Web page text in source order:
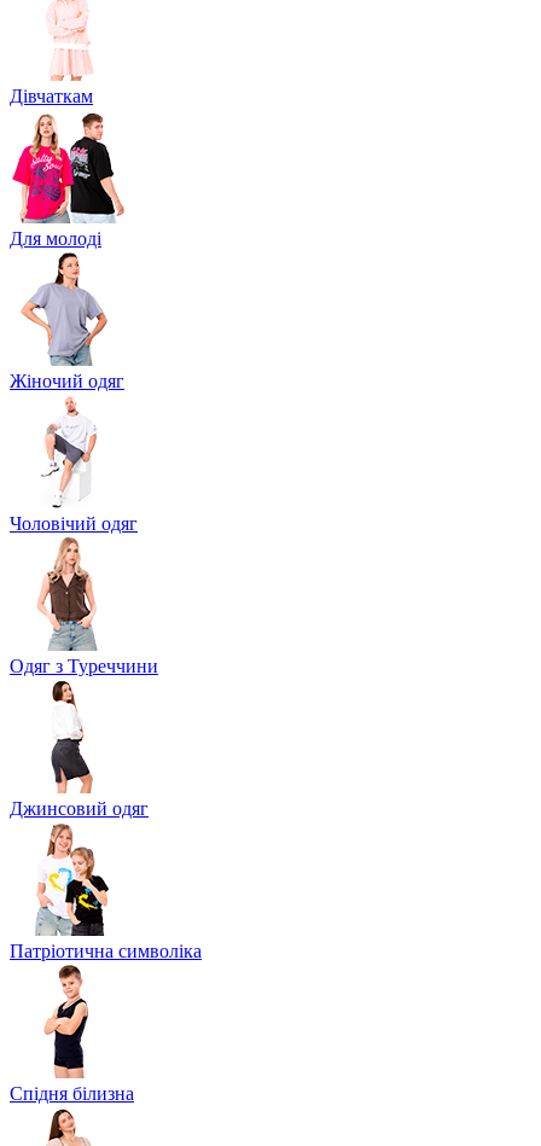
Дівчаткам
Для молоді
Жіночий одяг
Чоловічий одяг
Одяг з Туреччини
Джинсовий одяг
Патріотична символіка
Спідня білизна